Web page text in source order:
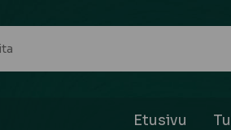
Etusivu